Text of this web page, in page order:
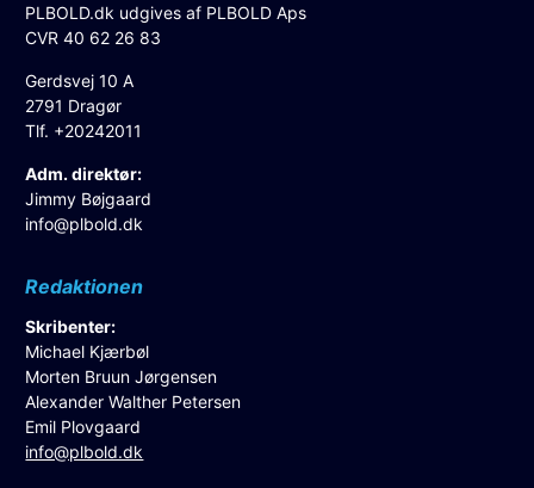
PLBOLD.dk udgives af PLBOLD Aps
CVR 40 62 26 83
Gerdsvej 10 A
2791 Dragør
Tlf. +20242011
Adm. direktør:
Jimmy Bøjgaard
info@plbold.dk
Redaktionen
Skribenter:
Michael Kjærbøl
Morten Bruun Jørgensen
Alexander Walther Petersen
Emil Plovgaard
info@plbold.dk